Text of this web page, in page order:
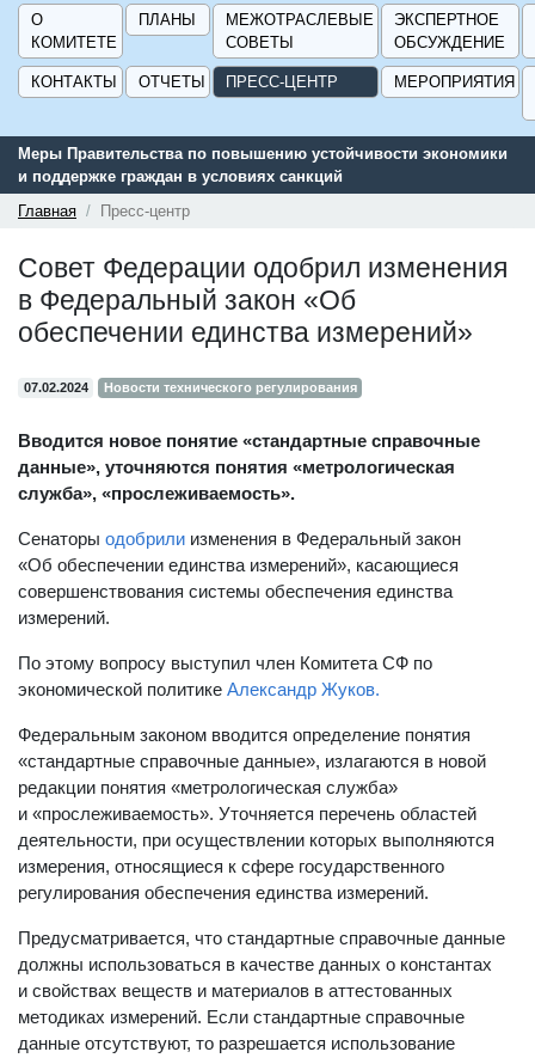
О
КОМИТЕТЕ
ПЛАНЫ
МЕЖОТРАСЛЕВЫЕ
СОВЕТЫ
ЭКСПЕРТНОЕ
ОБСУЖДЕНИЕ
КОНТАКТЫ ОТЧЕТЫ ПРЕСС-ЦЕНТР МЕРОПРИЯТИЯ
Меры Правительства по повышению устойчивости экономики
и поддержке граждан в условиях санкций
Главная
Пресс-центр
Совет Федерации одобрил изменения
в Федеральный закон «Об
обеспечении единства измерений»
07.02.2024 Новости технического регулирования
Вводится новое понятие «стандартные справочные
данные», уточняются понятия «метрологическая
служба», «прослеживаемость».
Сенаторы одобрили изменения в Федеральный закон
«Об обеспечении единства измерений», касающиеся
совершенствования системы обеспечения единства
измерений.
По этому вопросу выступил член Комитета СФ по
экономической политике Александр Жуков.
Федеральным законом вводится определение понятия
«стандартные справочные данные», излагаются в новой
редакции понятия «метрологическая служба»
и «прослеживаемость». Уточняется перечень областей
деятельности, при осуществлении которых выполняются
измерения, относящиеся к сфере государственного
регулирования обеспечения единства измерений.
Предусматривается, что стандартные справочные данные
должны использоваться в качестве данных о константах
и свойствах веществ и материалов в аттестованных
методиках измерений. Если стандартные справочные
данные отсутствуют, то разрешается использование